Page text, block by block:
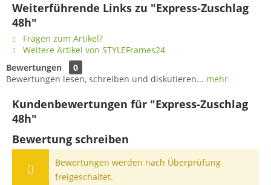
Weiterführende Links zu "Express-Zuschlag
48h"
Fragen zum Artikel?
Weitere Artikel von STYLEFrames24
Bewertungen
0
Bewertungen lesen, schreiben und diskutieren... mehr
Kundenbewertungen für "Express-Zuschlag
48h"
Bewertung schreiben
Bewertungen werden nach Überprüfung
freigeschaltet.